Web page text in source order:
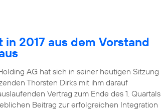
2017 aus dem Vorstand
AG hat sich in seiner heutigen Sitzung
Thorsten Dirks mit ihm darauf
Vertrag zum Ende des 1. Quartals
Beitrag zur erfolgreichen Integration